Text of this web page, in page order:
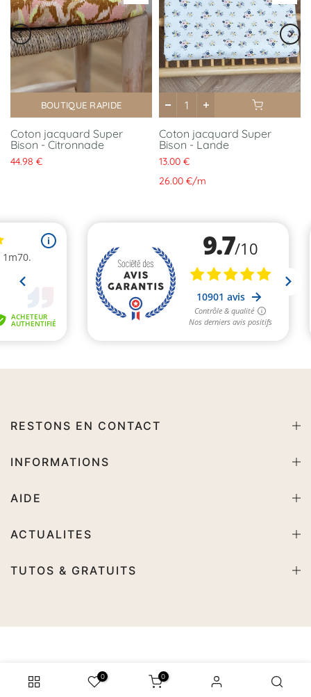
BOUTIQUE RAPIDE
Coton jacquard Super
Bison - Citronnade
44.98 €
Coton jacquard Super
Bison - Lande
13.00 €
26.00 €/m
RESTONS EN CONTACT
INFORMATIONS
AIDE
ACTUALITES
TUTOS & GRATUITS
0 0